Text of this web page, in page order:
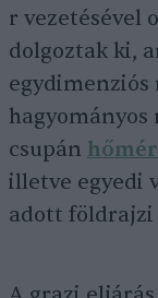
r vezetésével
dolgoztak ki,
egydimenziós
csupán
illetve egyedi
adott földrajzi